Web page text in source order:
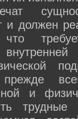
должен
и